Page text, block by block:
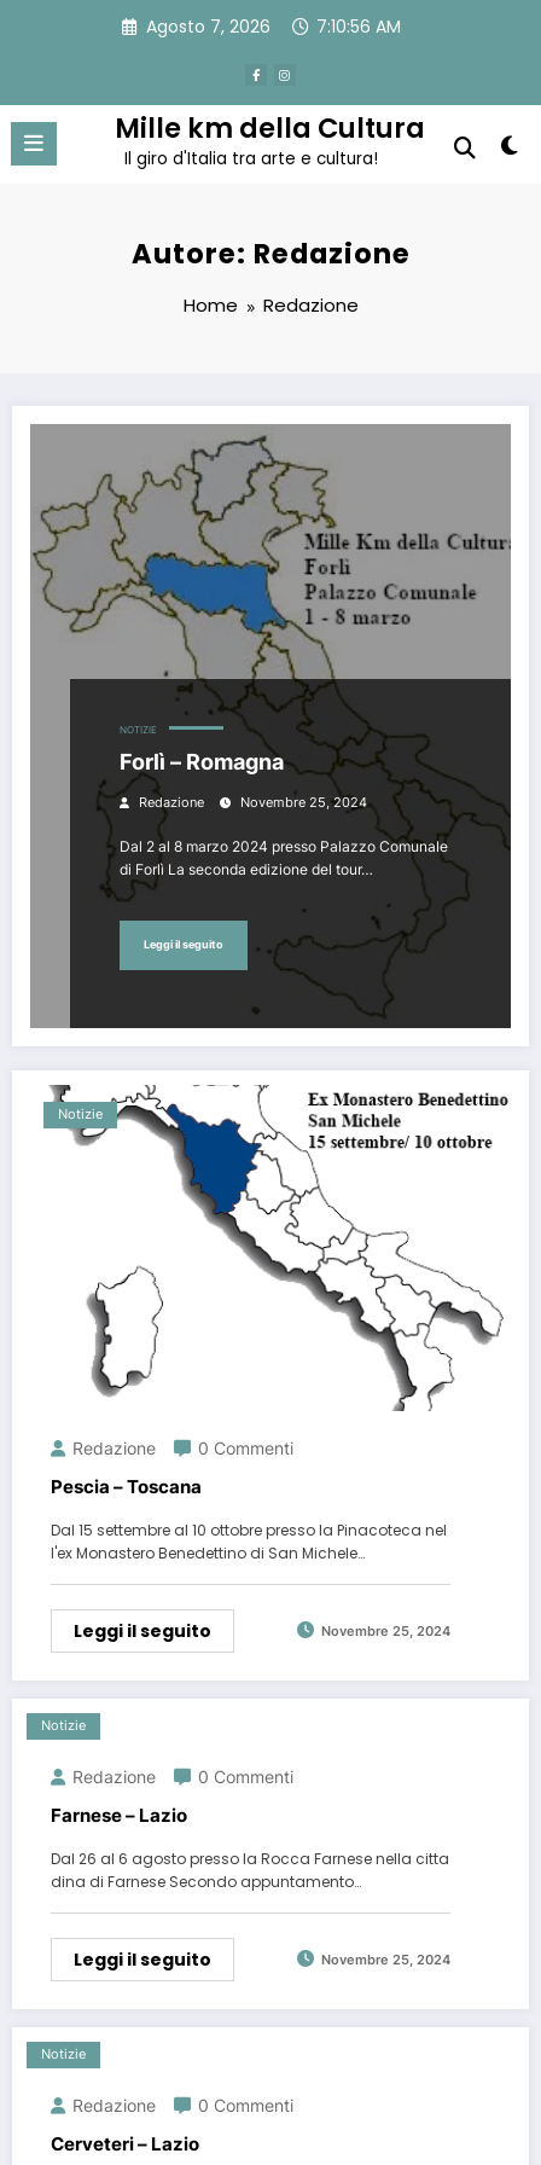
Agosto 7, 2026 7:10:56 AM
Mille km della Cultura
Il giro d'Italia tra arte e cultura!
Autore: Redazione
Home Redazione
NOTIZIE
Forlì – Romagna
Redazione Novembre 25, 2024
Dal 2 al 8 marzo 2024 presso Palazzo Comunale
di Forlì La seconda edizione del tour…
Leggi il seguito
Notizie
Redazione 0 Commenti
Pescia – Toscana
Dal 15 settembre al 10 ottobre presso la Pinacoteca nel
l'ex Monastero Benedettino di San Michele…
Leggi il seguito Novembre 25, 2024
Notizie
Redazione 0 Commenti
Farnese – Lazio
Dal 26 al 6 agosto presso la Rocca Farnese nella citta
dina di Farnese Secondo appuntamento…
Leggi il seguito Novembre 25, 2024
Notizie
Redazione 0 Commenti
Cerveteri – Lazio